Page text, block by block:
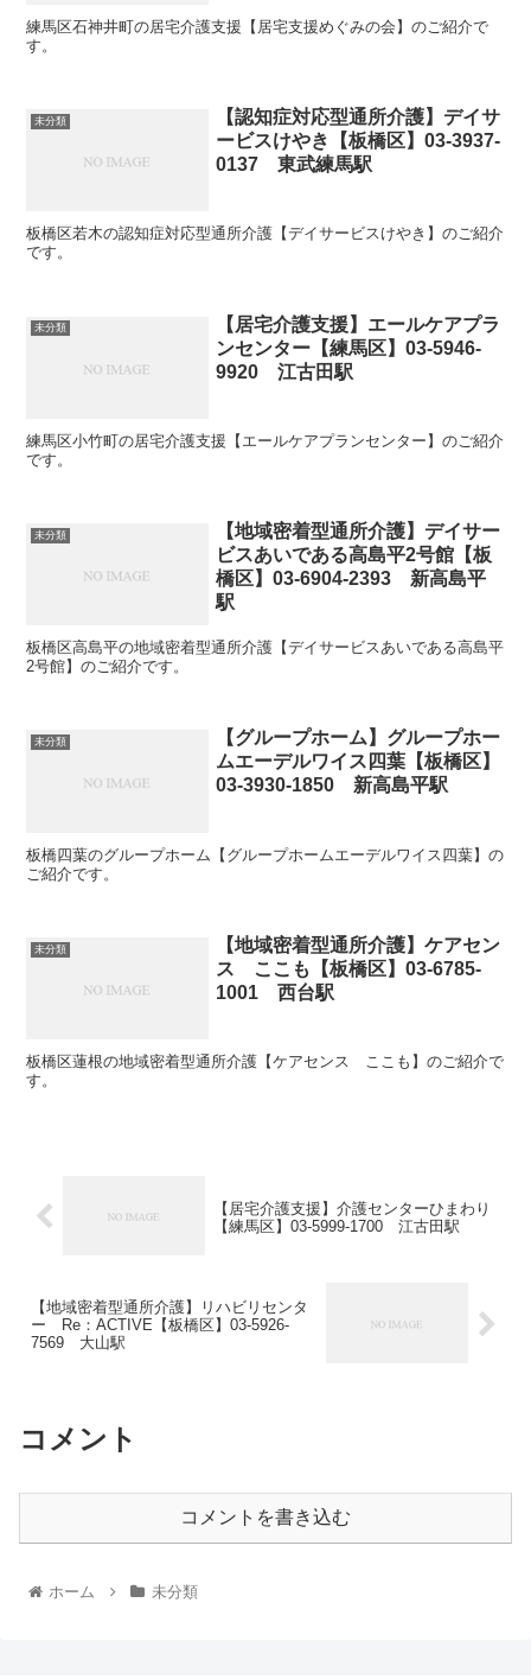
練馬区石神井町の居宅介護支援【居宅支援めぐみの会】のご紹介で
す。
未分類
【認知症対応型通所介護】デイサ
ービスけやき【板橋区】03-3937-
0137 東武練馬駅
板橋区若木の認知症対応型通所介護【デイサービスけやき】のご紹介
です。
未分類
【居宅介護支援】エールケアプラ
ンセンター【練馬区】03-5946-
9920 江古田駅
練馬区小竹町の居宅介護支援【エールケアプランセンター】のご紹介
です。
未分類
【地域密着型通所介護】デイサー
ビスあいである高島平2号館【板
橋区】03-6904-2393 新高島平
駅
板橋区高島平の地域密着型通所介護【デイサービスあいである高島平
2号館】のご紹介です。
未分類
【グループホーム】グループホー
ムエーデルワイス四葉【板橋区】
03-3930-1850 新高島平駅
板橋四葉のグループホーム【グループホームエーデルワイス四葉】の
ご紹介です。
未分類
【地域密着型通所介護】ケアセン
ス ここも【板橋区】03-6785-
1001 西台駅
板橋区蓮根の地域密着型通所介護【ケアセンス ここも】のご紹介で
す。
【居宅介護支援】介護センターひまわり
【練馬区】03-5999-1700 江古田駅
【地域密着型通所介護】リハビリセンタ
ー Re：ACTIVE【板橋区】03-5926-
7569 大山駅
コメント
コメントを書き込む
ホーム 未分類